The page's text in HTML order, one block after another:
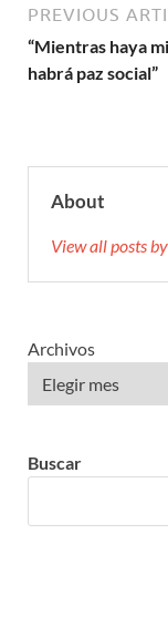
PREVIOUS
“Mientras haya
habrá paz social”
About
View all posts
Archivos
Buscar